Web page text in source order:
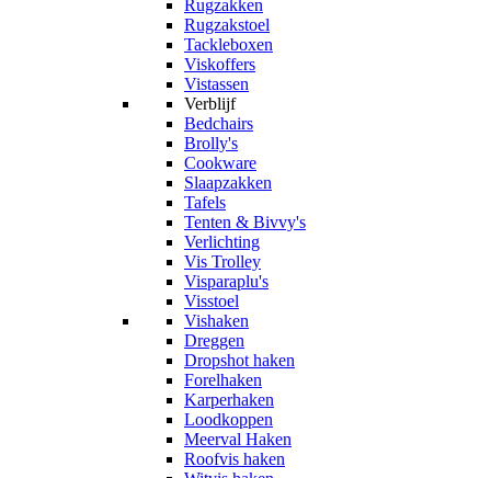
Rugzakken
Rugzakstoel
Tackleboxen
Viskoffers
Vistassen
Verblijf
Bedchairs
Brolly's
Cookware
Slaapzakken
Tafels
Tenten & Bivvy's
Verlichting
Vis Trolley
Visparaplu's
Visstoel
Vishaken
Dreggen
Dropshot haken
Forelhaken
Karperhaken
Loodkoppen
Meerval Haken
Roofvis haken